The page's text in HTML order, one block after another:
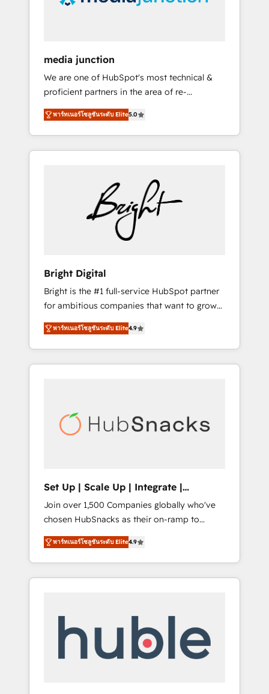
media junction
We are one of HubSpot's most technical &
proficient partners in the area of re-
platforming, website design & development.
We specialize in multi-hub implementations
for mid-market & enterprise companies. We
are woman-owned, powered by coffee, and
Impact Award 🏆2022 Technical Expertise
Impact Award 🏆2022 Platform Migration
Excellence Impact Award 🏆2020 Elite
Solutions Partner 🏆2019 Integrations
Website Design HubSpot Impact Award 🏆
2017 Website Design HubSpot Impact Award
🏆2016 Growth-Driven Design Agency of the
Year 🏆2016 Sales Enablement HubSpot
Impact Award 🏆2015 Growth-Driven Design
Agency of the Year 🏆2015 Became the 5th
Agency to reach Diamond 🏆2014 HubSpot
Became a HubSpot Partner 📆Founded in
พาร์ทเนอร์โซลูชันระดับ Elite5.0
Bright Digital
Bright is the #1 full-service HubSpot partner
for ambitious companies that want to grow
smarter. From HubSpot onboarding, to
training, from developing a new website to
lead generation and digital marketing; we do
it all (and with great results)! In short, our
modules, integrations - Marketing & sales
solutions: digital marketing, advertising,
people, exciting ideas and can-do mentality,
we ensure revenue growth on a daily basis.
So tell us your challenge; our passionate and
growth driven team of 100+ experts is ready
for you! Driving digital growth |
www.brightdigital.com
พาร์ทเนอร์โซลูชันระดับ Elite4.9
Set Up | Scale Up | Integrate |
HubSnacks FlexPlan
Join over 1,500 Companies globally who've
chosen HubSnacks as their on-ramp to
HubSpot since 2014 Simple pay-as-you-go
plans that accelerate value... 1️⃣ Set Up |
Onboarding New or Check-fixing existing
HubSpot portals 2️⃣ Scale Up | 100% HubSpot
API Integration project... ⬅️ Click "Contact
Business" ⬅️ to access 150+ Kickstart
พาร์ทเนอร์โซลูชันระดับ Elite4.9